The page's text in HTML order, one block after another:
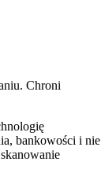
Chroni
bankowości i nie